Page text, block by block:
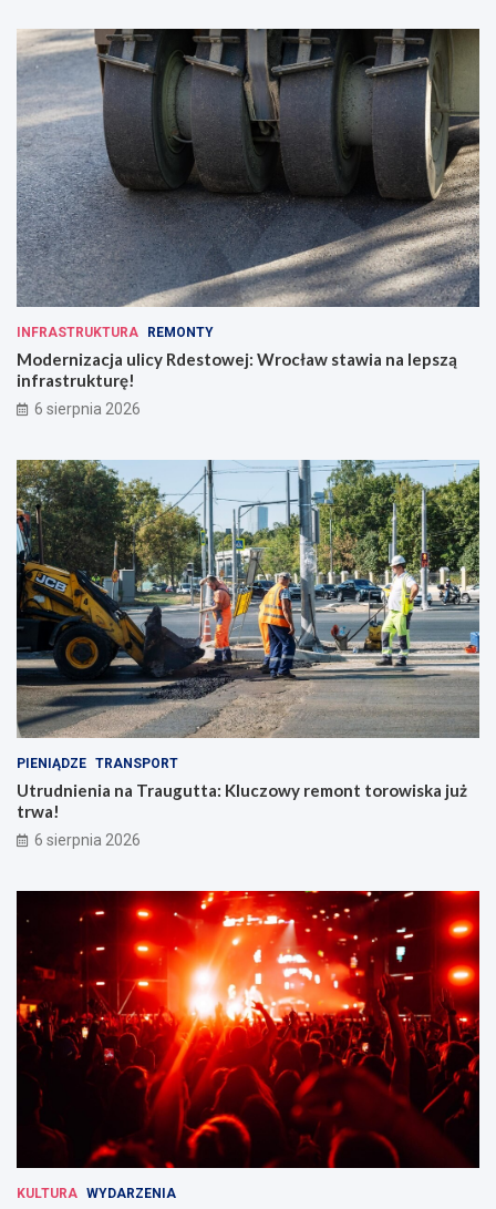
INFRASTRUKTURA REMONTY
Modernizacja ulicy Rdestowej: Wrocław stawia na lepszą
infrastrukturę!
6 sierpnia 2026
PIENIĄDZE TRANSPORT
Utrudnienia na Traugutta: Kluczowy remont torowiska już
trwa!
6 sierpnia 2026
KULTURA WYDARZENIA